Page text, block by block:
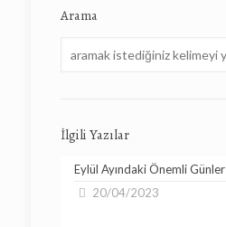
Arama
İlgili Yazılar
Eylül Ayındaki Önemli Günler
20/04/2023